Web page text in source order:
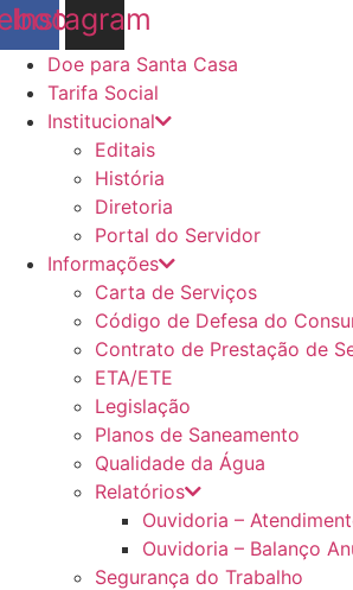
Instagram
Doe para Santa Casa
Tarifa Social
Institucional
Editais
História
Diretoria
Portal do Servidor
Informações
Carta de Serviços
Código de Defesa do
Contrato de Prestação de
ETA/ETE
Legislação
Planos de Saneamento
Qualidade da Água
Relatórios
Ouvidoria –
Ouvidoria – Balanço
Segurança do Trabalho